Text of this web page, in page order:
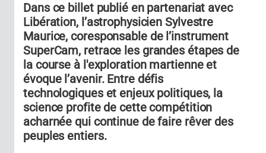
Dans ce billet publié en partenariat avec
Libération, l’astrophysicien Sylvestre
Maurice, coresponsable de l’instrument
SuperCam, retrace les grandes étapes de
la course à l'exploration martienne et
évoque l’avenir. Entre défis
technologiques et enjeux politiques, la
science profite de cette compétition
acharnée qui continue de faire rêver des
peuples entiers.